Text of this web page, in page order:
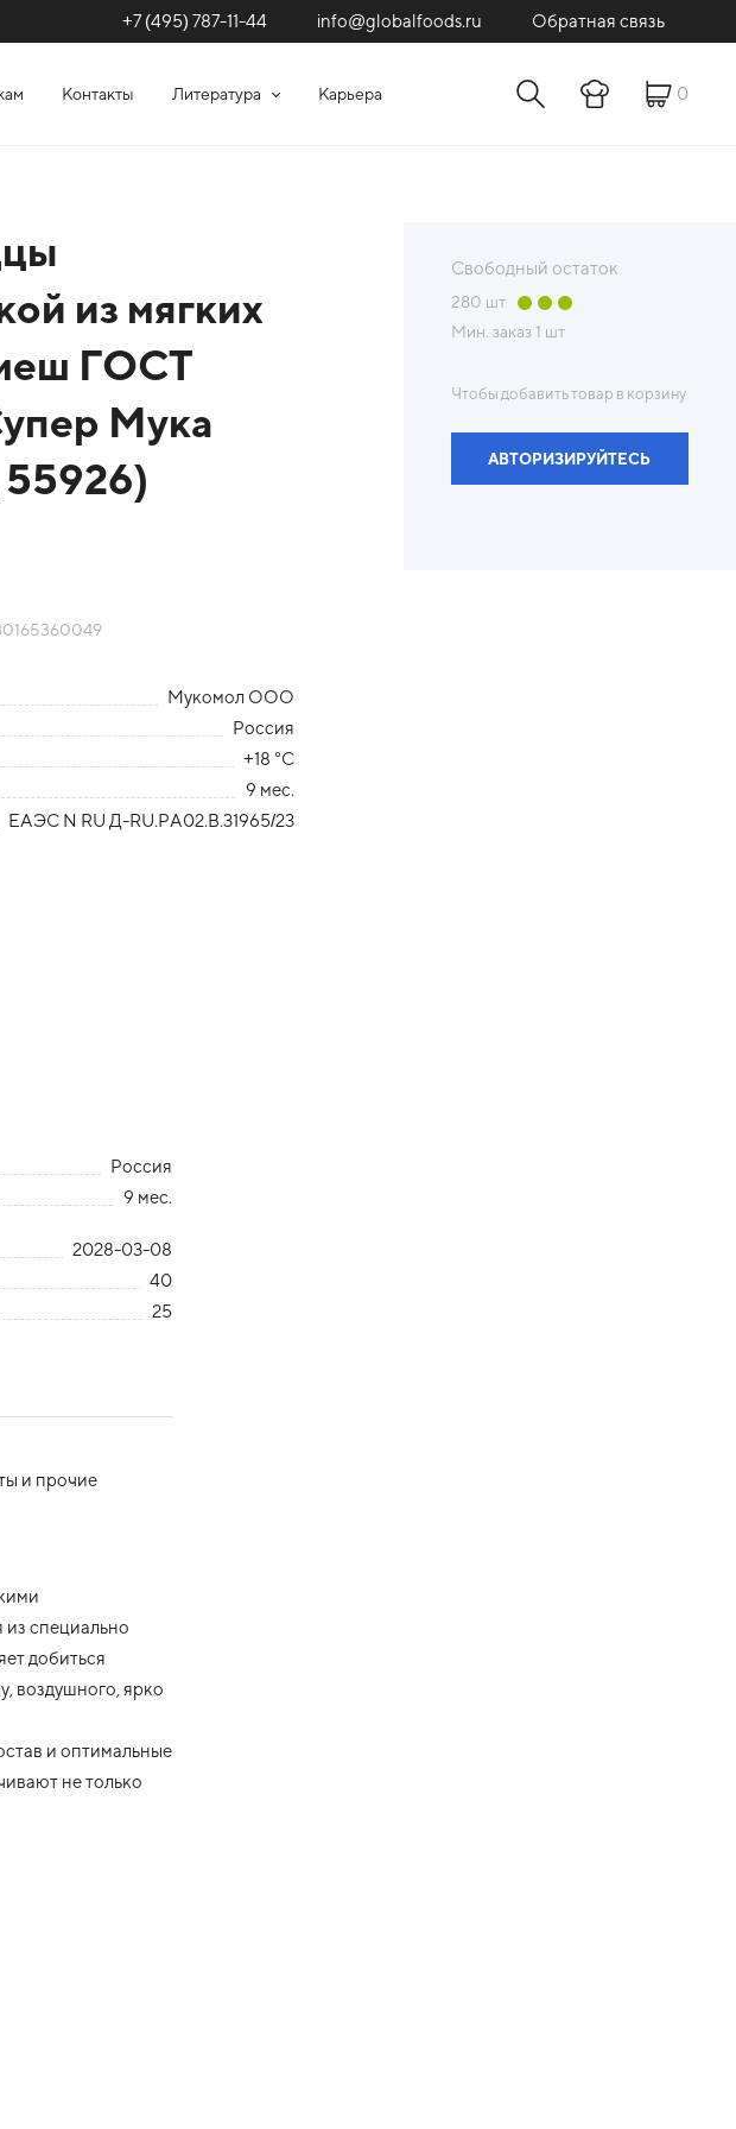
+7 (495) 787-11-44 info@globalfoods.ru Обратная связь
Контакты Литература Карьера 0
из мягких
ГОСТ
Мука
Мукомол ООО
Россия
+18 °С
9 мес.
ЕАЭС N RU Д-RU.РА02.В.31965/23
Россия
9 мес.
2028-03-08
40
25
и прочие
из специально
добиться
воздушного, ярко
и оптимальные
не только
Свободный остаток
280 шт
Мин. заказ 1 шт
Чтобы добавить товар в корзину
АВТОРИЗИРУЙТЕСЬ